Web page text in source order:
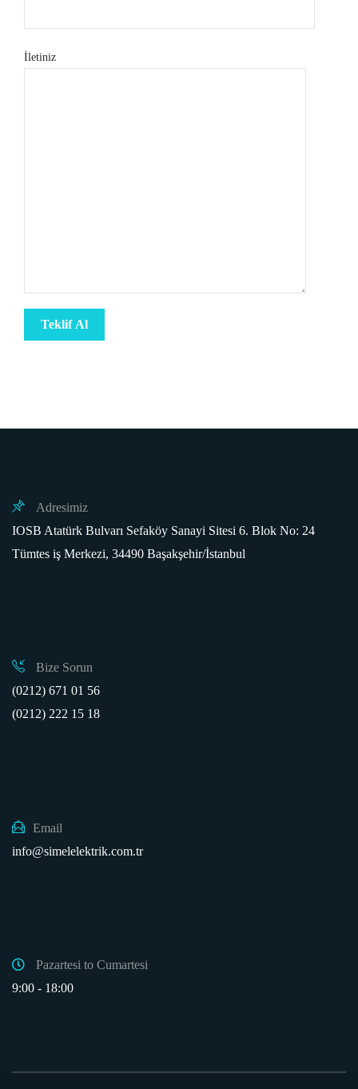
İletiniz
Adresimiz
IOSB Atatürk Bulvarı Sefaköy Sanayi Sitesi 6. Blok No: 24
Tümtes iş Merkezi, 34490 Başakşehir/İstanbul
Bize Sorun
(0212) 671 01 56
(0212) 222 15 18
Email
info@simelelektrik.com.tr
Pazartesi to Cumartesi
9:00 - 18:00